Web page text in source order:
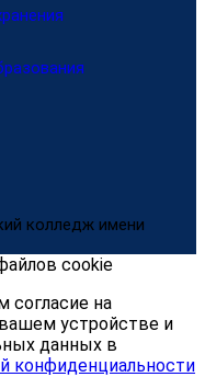
колледж имени
cookie
согласие на
устройстве и
данных в
конфиденциальности